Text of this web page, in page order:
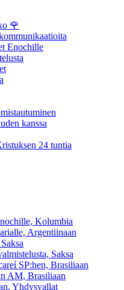
🌹
Enochille
kanssa
24 tuntia
Kolumbia
Argentiinaan
Saksa
SP:hen, Brasiliaan
AM, Brasiliaan
Yhdysvallat